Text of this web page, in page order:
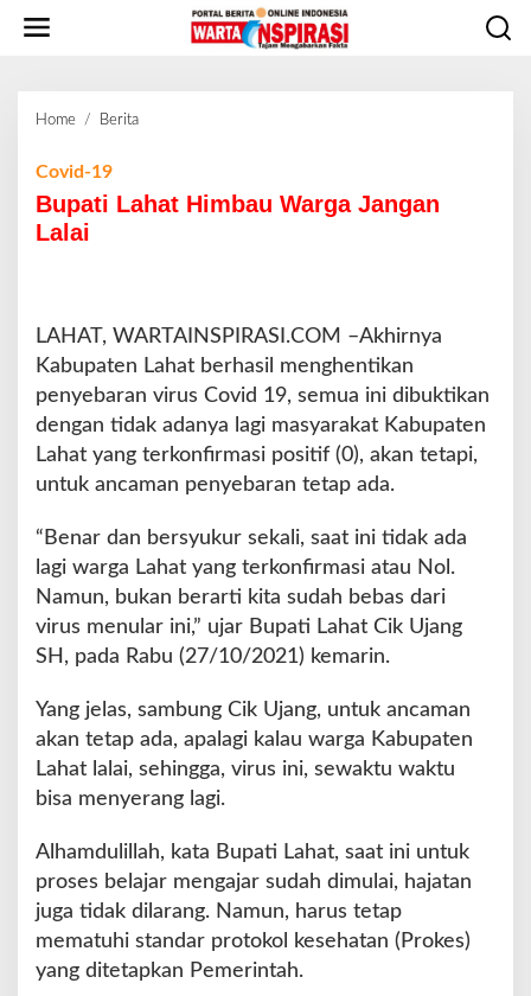
Home / Berita
a
t
a
m
b
a
r
g
a
a
g
a
a
a
i
Covid-19
Bupati Lahat Himbau Warga Jangan
Lalai
LAHAT, WARTAINSPIRASI.COM –Akhirnya
Kabupaten Lahat berhasil menghentikan
penyebaran virus Covid 19, semua ini dibuktikan
dengan tidak adanya lagi masyarakat Kabupaten
Lahat yang terkonfirmasi positif (0), akan tetapi,
untuk ancaman penyebaran tetap ada.
“Benar dan bersyukur sekali, saat ini tidak ada
lagi warga Lahat yang terkonfirmasi atau Nol.
Namun, bukan berarti kita sudah bebas dari
virus menular ini,” ujar Bupati Lahat Cik Ujang
SH, pada Rabu (27/10/2021) kemarin.
Yang jelas, sambung Cik Ujang, untuk ancaman
akan tetap ada, apalagi kalau warga Kabupaten
Lahat lalai, sehingga, virus ini, sewaktu waktu
bisa menyerang lagi.
Alhamdulillah, kata Bupati Lahat, saat ini untuk
proses belajar mengajar sudah dimulai, hajatan
juga tidak dilarang. Namun, harus tetap
mematuhi standar protokol kesehatan (Prokes)
yang ditetapkan Pemerintah.